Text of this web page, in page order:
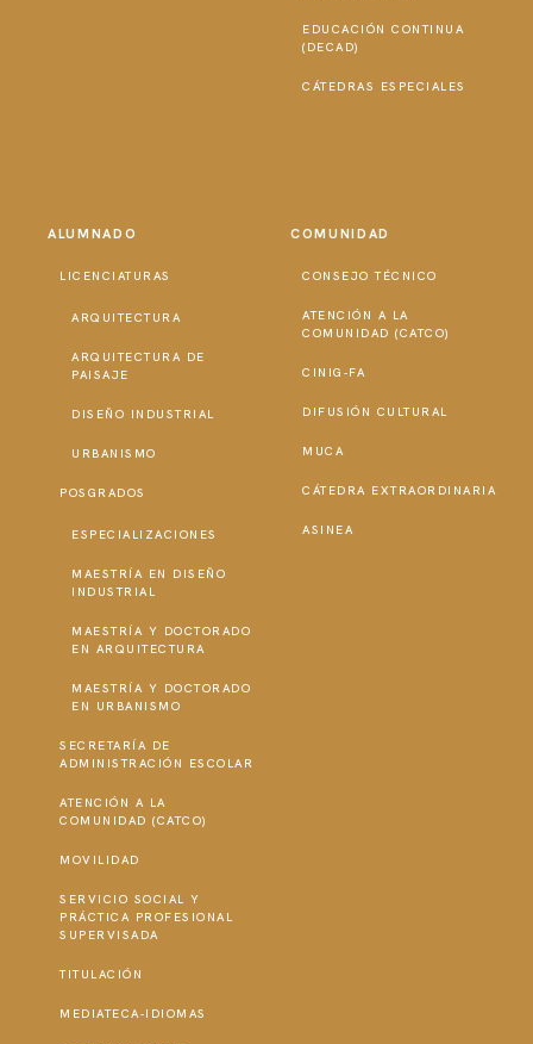
EDUCACIÓN CONTINUA
(DECAD)
CÁTEDRAS ESPECIALES
ALUMNADO
LICENCIATURAS
ARQUITECTURA
ARQUITECTURA DE
PAISAJE
DISEÑO INDUSTRIAL
URBANISMO
POSGRADOS
ESPECIALIZACIONES
MAESTRÍA EN DISEÑO
INDUSTRIAL
MAESTRÍA Y DOCTORADO
EN ARQUITECTURA
MAESTRÍA Y DOCTORADO
EN URBANISMO
SECRETARÍA DE
ADMINISTRACIÓN ESCOLAR
ATENCIÓN A LA
COMUNIDAD (CATCO)
MOVILIDAD
SERVICIO SOCIAL Y
PRÁCTICA PROFESIONAL
SUPERVISADA
TITULACIÓN
MEDIATECA-IDIOMAS
COMUNIDAD
CONSEJO TÉCNICO
ATENCIÓN A LA
COMUNIDAD (CATCO)
CINIG-FA
DIFUSIÓN CULTURAL
MUCA
CÁTEDRA EXTRAORDINARIA
ASINEA